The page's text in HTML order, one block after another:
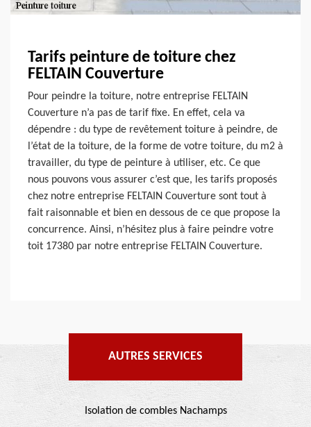
Tarifs peinture de toiture chez
FELTAIN Couverture
Pour peindre la toiture, notre entreprise FELTAIN
Couverture n’a pas de tarif fixe. En effet, cela va
dépendre : du type de revêtement toiture à peindre, de
l’état de la toiture, de la forme de votre toiture, du m2 à
travailler, du type de peinture à utiliser, etc. Ce que
nous pouvons vous assurer c’est que, les tarifs proposés
chez notre entreprise FELTAIN Couverture sont tout à
fait raisonnable et bien en dessous de ce que propose la
concurrence. Ainsi, n’hésitez plus à faire peindre votre
toit 17380 par notre entreprise FELTAIN Couverture.
AUTRES SERVICES
Isolation de combles Nachamps